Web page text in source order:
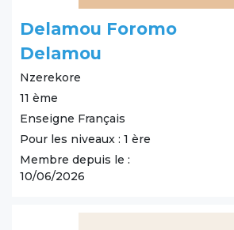
Delamou Foromo
Delamou
Nzerekore
11 ème
Enseigne Français
Pour les niveaux : 1 ère
Membre depuis le :
10/06/2026